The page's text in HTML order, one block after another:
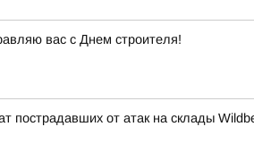
вас с Днем строителя!
пострадавших от атак на склады